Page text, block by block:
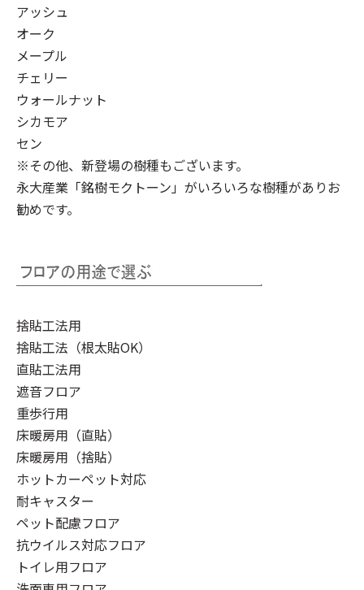
アッシュ
オーク
メープル
チェリー
ウォールナット
シカモア
セン
※その他、新登場の樹種もございます。
永大産業「銘樹モクトーン」 がいろいろな樹種がありお
勧めです。
捨貼工法用
捨貼工法（根太貼OK）
直貼工法用
遮音フロア
重歩行用
床暖房用（直貼）
床暖房用（捨貼）
ホットカーペット対応
耐キャスター
ペット配慮フロア
抗ウイルス対応フロア
トイレ用フロア